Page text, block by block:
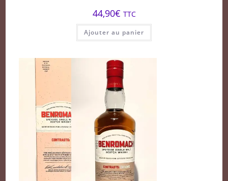
44,90€ TTC
Ajouter au panier